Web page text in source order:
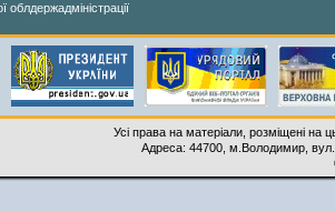
облдержадміністрації
Усі права на матеріали, розміщені на
Адреса: 44700, м.Володимир,